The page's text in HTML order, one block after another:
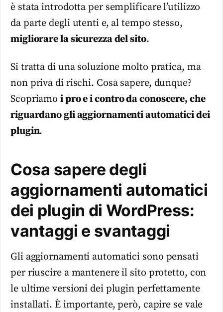
è stata introdotta per semplificare l’utilizzo
da parte degli utenti e, al tempo stesso,
migliorare la sicurezza del sito.
Si tratta di una soluzione molto pratica, ma
non priva di rischi. Cosa sapere, dunque?
Scopriamoi pro e i contro da conoscere, che
riguardano gli aggiornamenti automatici dei
plugin.
Cosa sapere degli
aggiornamenti automatici
dei plugin di WordPress:
vantaggi e svantaggi
Gli aggiornamenti automatici sono pensati
per riuscire a mantenere il sito protetto, con
le ultime versioni dei plugin perfettamente
installati. È importante, però, capire se vale